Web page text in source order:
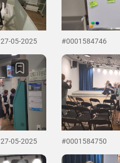
27-05-2025 #0001584746
27-05-2025 #0001584750